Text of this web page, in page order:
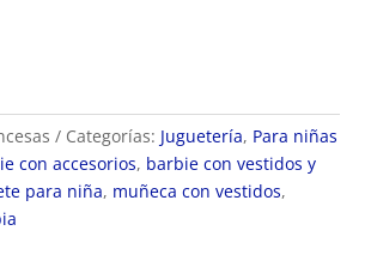
Categorías: Juguetería, Para niñas
con accesorios, barbie con vestidos y
para niña, muñeca con vestidos,